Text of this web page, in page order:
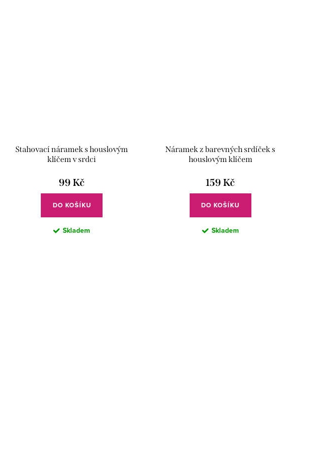
Stahovací náramek s houslovým
klíčem v srdci
99 Kč
DO KOŠÍKU
Skladem
Náramek z barevných srdíček s
houslovým klíčem
159 Kč
DO KOŠÍKU
Skladem